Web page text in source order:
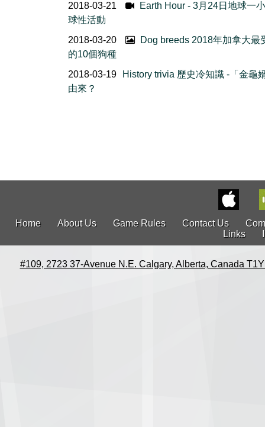
2018-03-21
Earth Hour - 3月24日地球一
球性活動
2018-03-20
Dog breeds 2018年加拿大最
的10個狗種
2018-03-19
History trivia 歷史冷知識 -「金龜
由來？
Home About Us Game Rules Contact Us
Links
#109, 2723 37-Avenue N.E. Calgary, Alberta, Canada